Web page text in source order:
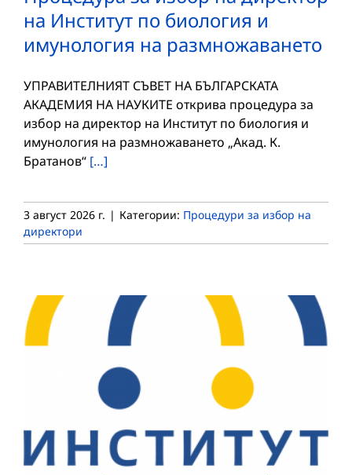
на Институт по биология и
имунология на размножаването
УПРАВИТЕЛНИЯТ СЪВЕТ НА БЪЛГАРСКАТА
АКАДЕМИЯ НА НАУКИТЕ открива процедура за
избор на директор на Институт по биология и
имунология на размножаването „Акад. К.
Братанов“ […]
3 август 2026 г. | Категории: Процедури за избор на
директори